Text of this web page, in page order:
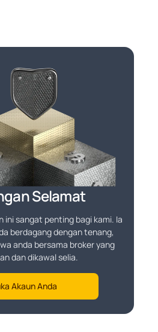
Selamat
ini sangat penting bagi kami. Ia
berdagang dengan tenang,
anda bersama broker yang
dan dikawal selia.
Akaun Anda